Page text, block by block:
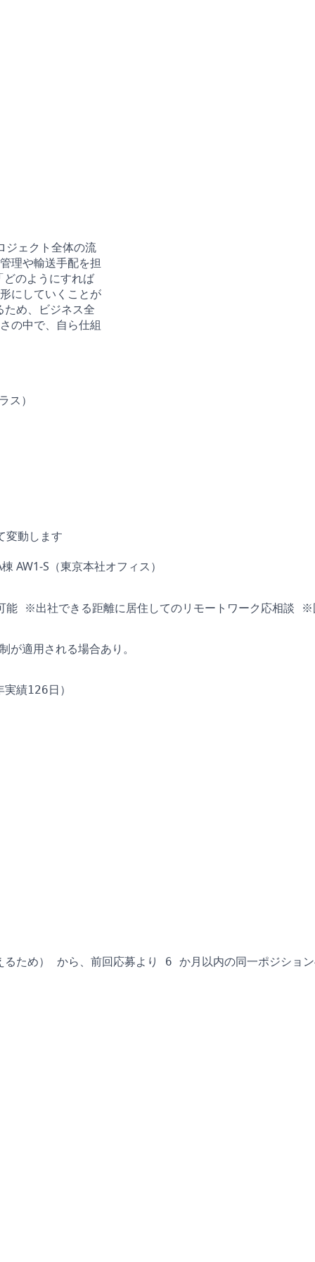
ジェクト全体の流
理や輸送手配を担
のようにすれば
にしていくことが
め、ビジネス全
の中で、自ら仕組
ス）
変動します
AW1-S（東京本社オフィス）
※出社できる距離に居住してのリモートワーク応相談 ※
適用される場合あり。
績126日）
ため） から、前回応募より 6 か月以内の同一ポジショ